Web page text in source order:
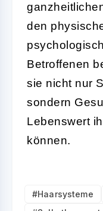
den
Betroffenen
sie nicht nur
sondern
Lebenswert
können.
#Haarsysteme